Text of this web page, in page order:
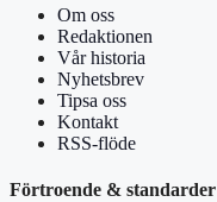
Om oss
Redaktionen
Vår historia
Nyhetsbrev
Tipsa oss
Kontakt
RSS-flöde
Förtroende & standarder